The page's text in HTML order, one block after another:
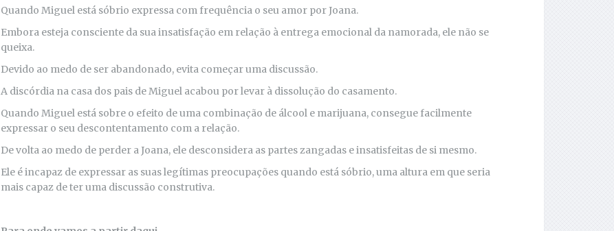
Quando Miguel está sóbrio expressa com frequência o seu amor por Joana.
Embora esteja consciente da sua insatisfação em relação à entrega emocional da namorada, ele não se
queixa.
Devido ao medo de ser abandonado, evita começar uma discussão.
A discórdia na casa dos pais de Miguel acabou por levar à dissolução do casamento.
Quando Miguel está sobre o efeito de uma combinação de álcool e marijuana, consegue facilmente
expressar o seu descontentamento com a relação.
De volta ao medo de perder a Joana, ele desconsidera as partes zangadas e insatisfeitas de si mesmo.
Ele é incapaz de expressar as suas legítimas preocupações quando está sóbrio, uma altura em que seria
mais capaz de ter uma discussão construtiva.